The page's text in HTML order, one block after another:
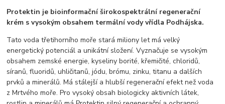
Protektin je bioinformační širokospektrální regenerační
krém s vysokým obsahem termální vody vřídla Podhájska.
Tato voda třetihorního moře stará miliony let má velký
energetický potenciál a unikátní složení. Vyznačuje se vysokým
obsahem zemské energie, kyseliny borité, křemičité, chloridů,
síranů, fluoridů, uhličitanů, jódu, brómu, zinku, titanu a dalších
prvků a minerálů. Má stálejší a hlubší regenerační efekt než voda
z Mrtvého moře. Pro vysoký obsah biologicky aktivních látek,